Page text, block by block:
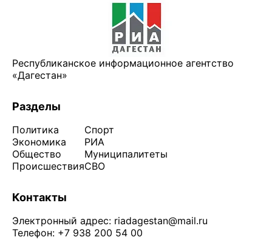
Республиканское информационное агентство
«Дагестан»
Разделы
Политика
Экономика
Общество
Происшествия
Спорт
РИА
Муниципалитеты
СВО
Контакты
Электронный адрес: riadagestan@mail.ru
Телефон: +7 938 200 54 00